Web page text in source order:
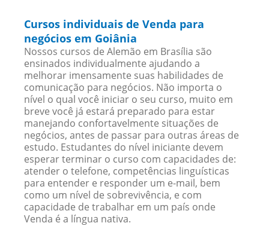
Cursos individuais de Venda para
negócios em Goiânia
Nossos cursos de Alemão em Brasília são
ensinados individualmente ajudando a
melhorar imensamente suas habilidades de
comunicação para negócios. Não importa o
nível o qual você iniciar o seu curso, muito em
breve você já estará preparado para estar
manejando confortavelmente situações de
negócios, antes de passar para outras áreas de
estudo. Estudantes do nível iniciante devem
esperar terminar o curso com capacidades de:
atender o telefone, competências linguísticas
para entender e responder um e-mail, bem
como um nível de sobrevivência, e com
capacidade de trabalhar em um país onde
Venda é a língua nativa.